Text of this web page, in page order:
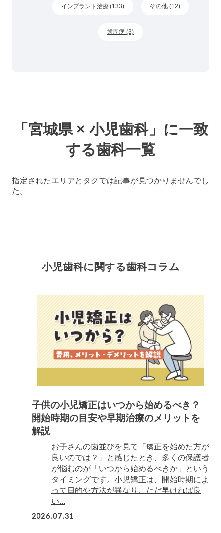
インプラント治療 (133) その他 (12)
歯周病 (3)
「宮城県 × 小児歯科」に一致
する歯科一覧
指定されたエリアとタグでは記事が見つかりませんでし
た。
小児歯科に関する歯科コラム
子供の小児矯正はいつから始めるべき？
開始時期の目安や早期治療のメリットを
解説
お子さんの歯並びを見て「矯正を始めた方が
良いのでは？」と感じたとき、多くの保護者
が悩むのが「いつから始めるべきか」という
タイミングです。小児矯正は、開始時期によ
って目的や方法が異なり、ただ早ければ良
い...
2026.07.31